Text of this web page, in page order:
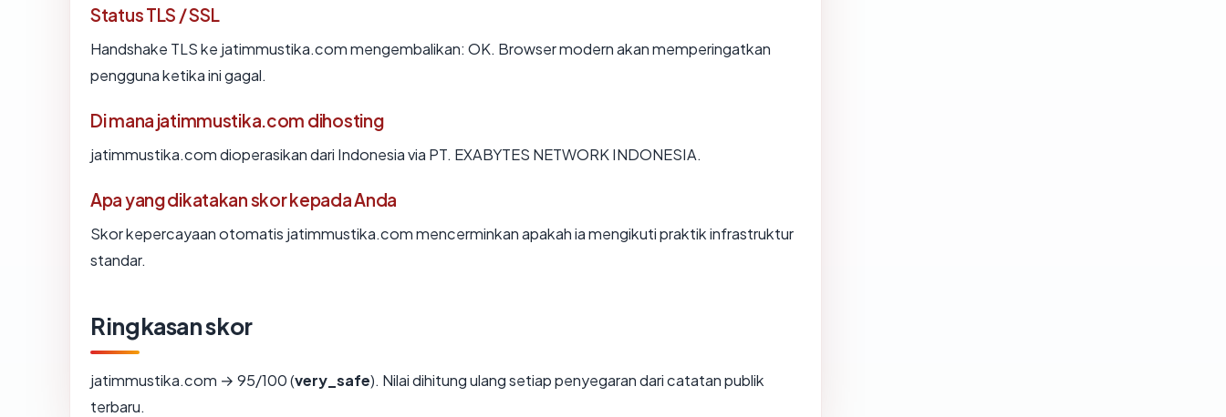
Status TLS / SSL
Handshake TLS ke jatimmustika.com mengembalikan: OK. Browser modern akan memperingatkan
pengguna ketika ini gagal.
Di mana jatimmustika.com dihosting
jatimmustika.com dioperasikan dari Indonesia via PT. EXABYTES NETWORK INDONESIA.
Apa yang dikatakan skor kepada Anda
Skor kepercayaan otomatis jatimmustika.com mencerminkan apakah ia mengikuti praktik infrastruktur
standar.
Ringkasan skor
jatimmustika.com → 95/100 (very_safe). Nilai dihitung ulang setiap penyegaran dari catatan publik
terbaru.